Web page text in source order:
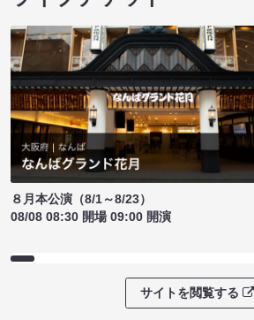
８月本公演（8/1～8/23）
08/08 08:30 開場 09:00 開演
サイトを閲覧する